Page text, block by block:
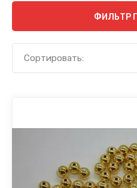
ФИЛЬТР
Сортировать: